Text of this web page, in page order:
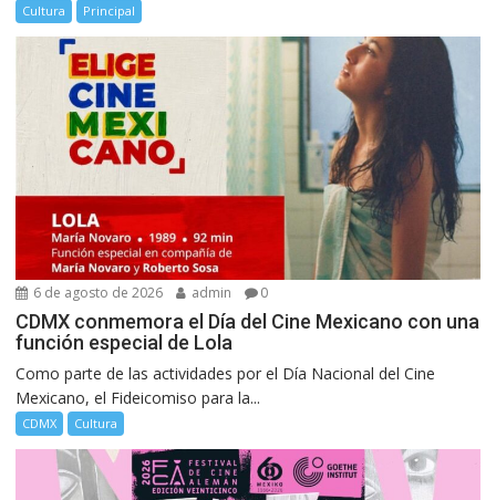
Cultura Principal
6 de agosto de 2026 admin 0
CDMX conmemora el Día del Cine Mexicano con una
función especial de Lola
Como parte de las actividades por el Día Nacional del Cine
Mexicano, el Fideicomiso para la...
CDMX Cultura